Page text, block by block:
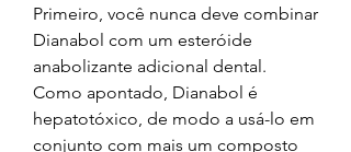
Primeiro, você nunca deve combinar
Dianabol com um esteróide
anabolizante adicional dental.
Como apontado, Dianabol é
hepatotóxico, de modo a usá-lo em
conjunto com mais um composto